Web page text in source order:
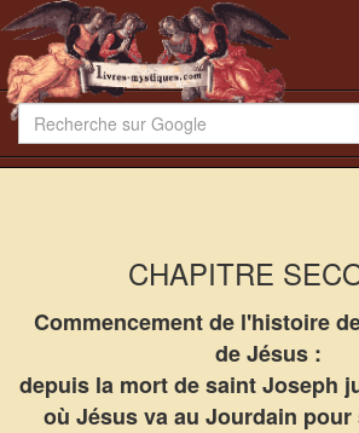
CHAPITRE
Commencement de l'histoire
de Jésus :
depuis la mort de saint Joseph
où Jésus va au Jourdain pour